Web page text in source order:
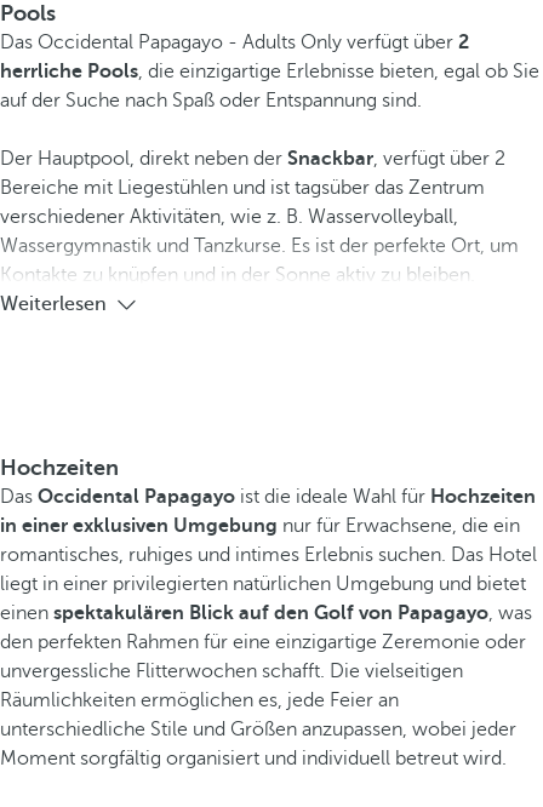
Pools
Das Occidental Papagayo - Adults Only verfügt über 2
herrliche Pools, die einzigartige Erlebnisse bieten, egal ob Sie
auf der Suche nach Spaß oder Entspannung sind.
Der Hauptpool, direkt neben der Snackbar, verfügt über 2
Bereiche mit Liegestühlen und ist tagsüber das Zentrum
verschiedener Aktivitäten, wie z. B. Wasservolleyball,
Wassergymnastik und Tanzkurse. Es ist der perfekte Ort, um
Kontakte zu knüpfen und in der Sonne aktiv zu bleiben.
Weiterlesen
Hochzeiten
Das Occidental Papagayo ist die ideale Wahl für Hochzeiten
in einer exklusiven Umgebung nur für Erwachsene, die ein
romantisches, ruhiges und intimes Erlebnis suchen. Das Hotel
liegt in einer privilegierten natürlichen Umgebung und bietet
einen spektakulären Blick auf den Golf von Papagayo, was
den perfekten Rahmen für eine einzigartige Zeremonie oder
unvergessliche Flitterwochen schafft. Die vielseitigen
Räumlichkeiten ermöglichen es, jede Feier an
unterschiedliche Stile und Größen anzupassen, wobei jeder
Moment sorgfältig organisiert und individuell betreut wird.